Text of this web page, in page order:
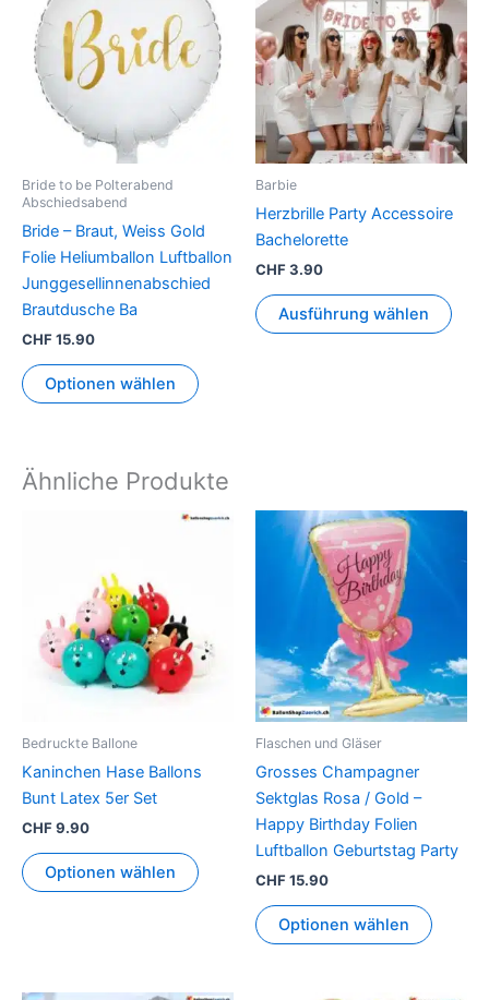
Bride to be Polterabend
Abschiedsabend
Bride – Braut, Weiss Gold
Folie Heliumballon Luftballon
Junggesellinnenabschied
Brautdusche Ba
CHF15.90
Optionen wählen
Barbie
Herzbrille Party Accessoire
Bachelorette
CHF3.90
Ausführung wählen
auf.
Die
der
Ähnliche Produkte
Bedruckte Ballone
Kaninchen Hase Ballons
Bunt Latex 5er Set
CHF9.90
Optionen wählen
Flaschen und Gläser
Grosses Champagner
Sektglas Rosa / Gold –
Happy Birthday Folien
Luftballon Geburtstag Party
CHF15.90
Optionen wählen